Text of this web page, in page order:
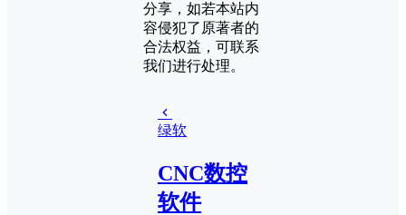
分享，如若本站内
容侵犯了原著者的
合法权益，可联系
我们进行处理。
绿软
CNC数控
软件